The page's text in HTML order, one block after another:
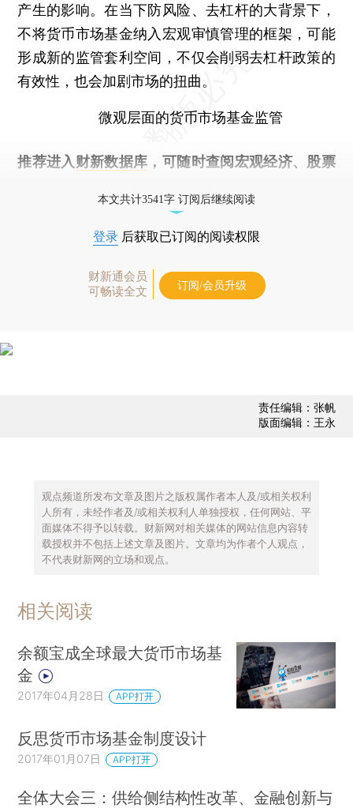
产生的影响。在当下防风险、去杠杆的大背景下，
不将货币市场基金纳入宏观审慎管理的框架，可能
形成新的监管套利空间，不仅会削弱去杠杆政策的
有效性，也会加剧市场的扭曲。
微观层面的货币市场基金监管
推荐进入 财新数据库 ，可随时查阅宏观经济、股票
本文共计3541字 订阅后继续阅读
登录 后获取已订阅的阅读权限
财新通会员
可畅读全文
订阅/会员升级
责任编辑：张帆
版面编辑：王永
观点频道所发布文章及图片之版权属作者本人及/或相关权利
人所有，未经作者及/或相关权利人单独授权，任何网站、平
面媒体不得予以转载。财新网对相关媒体的网站信息内容转
载授权并不包括上述文章及图片。文章均为作者个人观点，
不代表财新网的立场和观点。
相关阅读
余额宝成全球最大货币市场基
金
2017年04月28日 APP打开
反思货币市场基金制度设计
2017年01月07日 APP打开
全体大会三：供给侧结构性改革、金融创新与